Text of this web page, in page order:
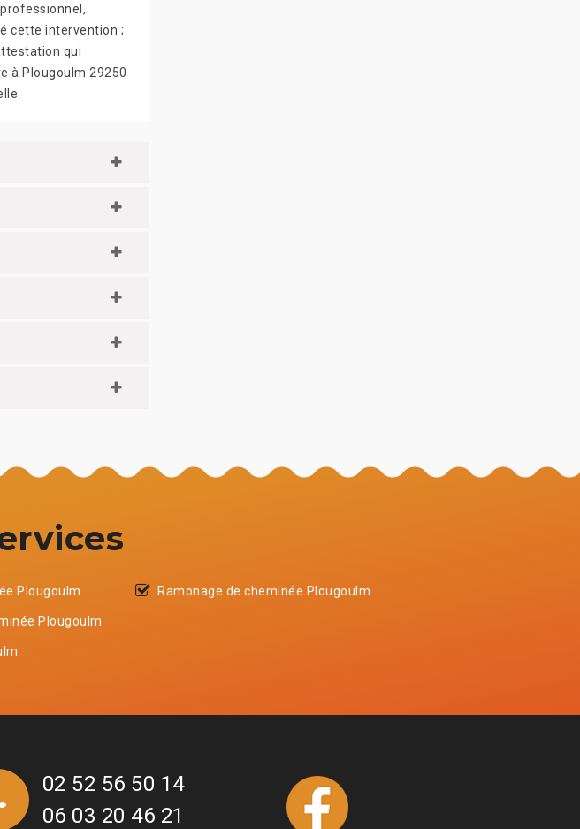
cette intervention ;
qui
à Plougoulm 29250
Plougoulm
Plougoulm
Ramonage de cheminée Plougoulm
02 52 56 50 14
06 03 20 46 21